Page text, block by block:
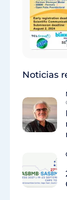
Noticias